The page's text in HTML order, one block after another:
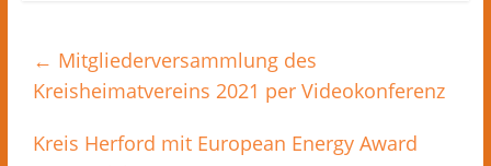
← Mitgliederversammlung des
Kreisheimatvereins 2021 per Videokonferenz
Kreis Herford mit European Energy Award